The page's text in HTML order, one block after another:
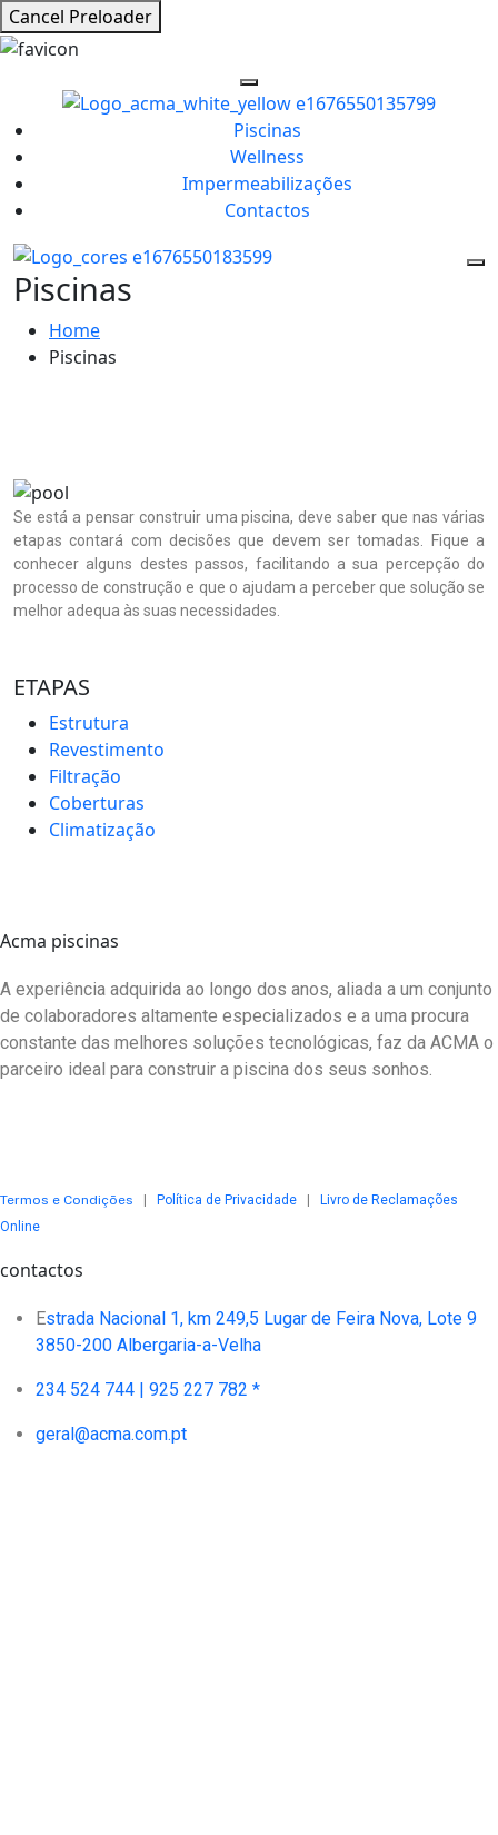
Cancel Preloader
Piscinas
Wellness
Impermeabilizações
Contactos
Piscinas
Home
Piscinas
ETAPAS
Estrutura
Revestimento
Filtração
Coberturas
Climatização
Se está a pensar construir uma piscina, deve saber que nas várias
etapas contará com decisões que devem ser tomadas. Fique a
conhecer alguns destes passos, facilitando a sua percepção do
processo de construção e que o ajudam a perceber que solução se
melhor adequa às suas necessidades.
Acma piscinas
A experiência adquirida ao longo dos anos, aliada a um conjunto
de colaboradores altamente especializados e a uma procura
constante das melhores soluções tecnológicas, faz da ACMA o
parceiro ideal para construir a piscina dos seus sonhos.
Termos e Condições | Política de Privacidade | Livro de Reclamações
Online
contactos
Estrada Nacional 1, km 249,5 Lugar de Feira Nova, Lote 9
3850-200 Albergaria-a-Velha
234 524 744 | 925 227 782 *
geral@acma.com.pt